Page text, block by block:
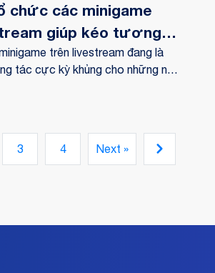
chức các minigame
giúp kéo tương
trên livestream đang là
tác cực kỳ khủng cho những nhà
cách làm sao để tổ chức buổi
hiệu quả nhờ vào Mini Game.
Next »
3 4